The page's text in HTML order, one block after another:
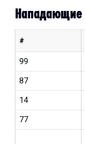
Нападающие
#
99
87
14
77